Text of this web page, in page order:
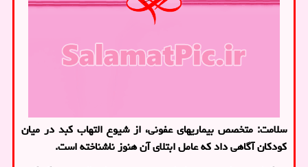
سلامت: متخصص بیماریهای عفونی، از شیوع التهاب کبد در میان
کودکان آگاهی داد که عامل ابتلای آن هنوز ناشناخته است.